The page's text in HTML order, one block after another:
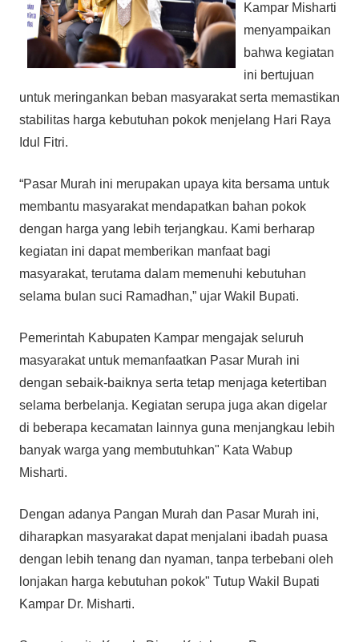
Kampar Misharti
menyampaikan
bahwa kegiatan
ini bertujuan
untuk meringankan beban masyarakat serta memastikan
stabilitas harga kebutuhan pokok menjelang Hari Raya
Idul Fitri.
“Pasar Murah ini merupakan upaya kita bersama untuk
membantu masyarakat mendapatkan bahan pokok
dengan harga yang lebih terjangkau. Kami berharap
kegiatan ini dapat memberikan manfaat bagi
masyarakat, terutama dalam memenuhi kebutuhan
selama bulan suci Ramadhan,” ujar Wakil Bupati.
Pemerintah Kabupaten Kampar mengajak seluruh
masyarakat untuk memanfaatkan Pasar Murah ini
dengan sebaik-baiknya serta tetap menjaga ketertiban
selama berbelanja. Kegiatan serupa juga akan digelar
di beberapa kecamatan lainnya guna menjangkau lebih
banyak warga yang membutuhkan" Kata Wabup
Misharti.
Dengan adanya Pangan Murah dan Pasar Murah ini,
diharapkan masyarakat dapat menjalani ibadah puasa
dengan lebih tenang dan nyaman, tanpa terbebani oleh
lonjakan harga kebutuhan pokok" Tutup Wakil Bupati
Kampar Dr. Misharti.